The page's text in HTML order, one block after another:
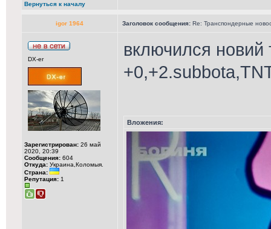
Вернуться к началу
igor 1964 Заголовок сообщения: Re: Транспондерные
DX-er
Зарегистрирован: 26 май
2020, 20:39
Сообщения: 604
Откуда: Украина,Коломыя.
Страна:
Репутация: 1
включился новий
Вложения: